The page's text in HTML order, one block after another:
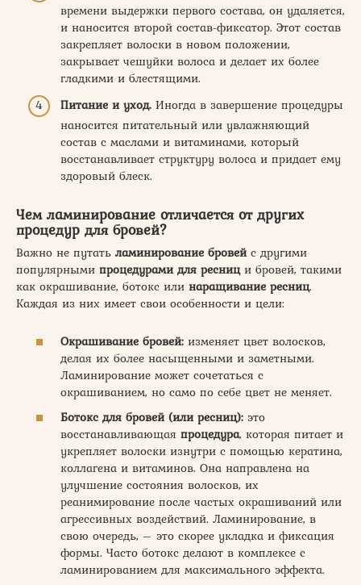
времени выдержки первого состава, он удаляется,
и наносится второй состав-фиксатор. Этот состав
закрепляет волоски в новом положении,
закрывает чешуйки волоса и делает их более
гладкими и блестящими.
Питание и уход. Иногда в завершение процедуры
наносится питательный или увлажняющий
состав с маслами и витаминами, который
восстанавливает структуру волоса и придает ему
здоровый блеск.
Чем ламинирование отличается от других
процедур для бровей?
Важно не путать ламинирование бровейс другими
популярными процедурами для ресници бровей, такими
как окрашивание, ботокс или наращивание ресниц.
Каждая из них имеет свои особенности и цели:
Окрашивание бровей: изменяет цвет волосков,
делая их более насыщенными и заметными.
Ламинирование может сочетаться с
окрашиванием, но само по себе цвет не меняет.
Ботокс для бровей (или ресниц): это
восстанавливающая процедура, которая питает и
укрепляет волоски изнутри с помощью кератина,
коллагена и витаминов. Она направлена на
улучшение состояния волосков, их
реанимирование после частых окрашиваний или
агрессивных воздействий. Ламинирование, в
свою очередь, – это скорее укладка и фиксация
формы. Часто ботокс делают в комплексе с
ламинированием для максимального эффекта.